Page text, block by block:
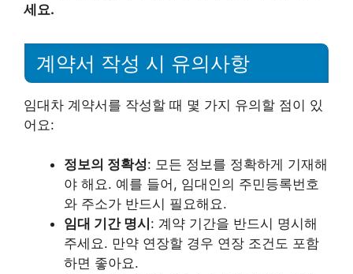
세요.
계약서 작성 시 유의사항
임대차 계약서를 작성할 때 몇 가지 유의할 점이 있
어요:
정보의 정확성: 모든 정보를 정확하게 기재해
야 해요. 예를 들어, 임대인의 주민등록번호
와 주소가 반드시 필요해요.
임대 기간 명시 : 계약 기간을 반드시 명시해
주세요. 만약 연장할 경우 연장 조건도 포함
하면 좋아요.